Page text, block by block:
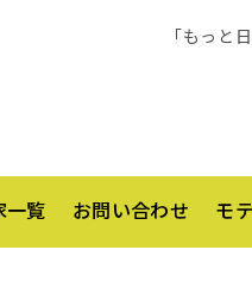
「もっと
一覧 お問い合わせ モ